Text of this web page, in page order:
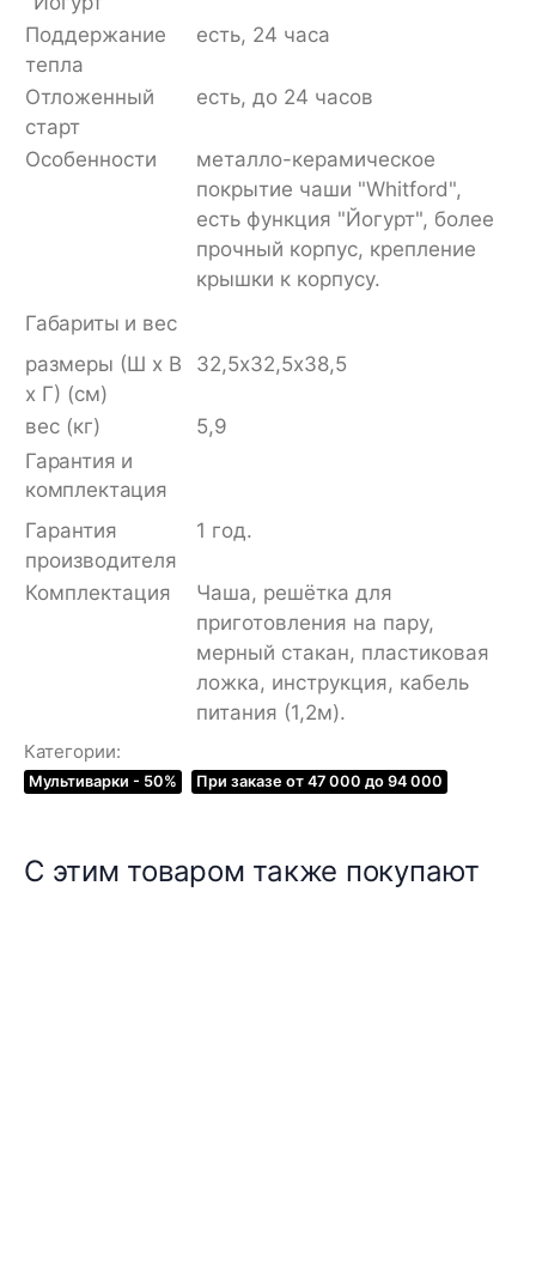
Поддержание
тепла
есть, 24 часа
Отложенный
старт
есть, до 24 часов
Особенности
металло-керамическое
покрытие чаши "Whitford",
есть функция "Йогурт", более
прочный корпус, крепление
крышки к корпусу.
Габариты и вес
размеры (Ш x В
x Г) (см)
32,5х32,5х38,5
вес (кг)
5,9
Гарантия и
комплектация
Гарантия
производителя
1 год.
Комплектация
Чаша, решётка для
приготовления на пару,
мерный стакан, пластиковая
ложка, инструкция, кабель
питания (1,2м).
Категории:
Мультиварки - 50% При заказе от 47 000 до 94 000
С этим товаром также покупают